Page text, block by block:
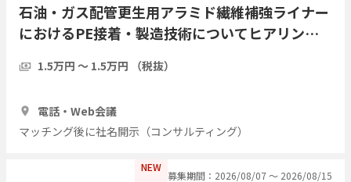
石油・ガス配管更生用アラミド繊維補強ライナー
におけるPE接着・製造技術についてヒアリング
1.5万円 〜 1.5万円 （税抜）
電話・Web会議
マッチング後に社名開示（コンサルティング）
NEW
募集期間：2026/08/07 〜 2026/08/15